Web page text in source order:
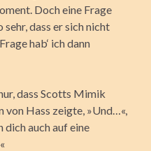
Doch eine Frage
dass er sich nicht
hab‘ ich dann
dass Scotts Mimik
Hass zeigte, »Und…«,
auch auf eine